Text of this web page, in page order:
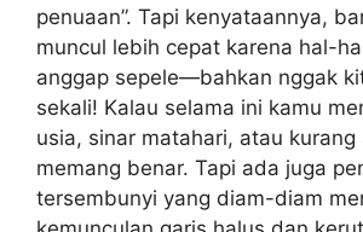
penuaan”. Tapi kenyataannya,
muncul lebih cepat karena hal-
anggap sepele—bahkan nggak
sekali! Kalau selama ini kamu
usia, sinar matahari, atau kurang
memang benar. Tapi ada juga
tersembunyi yang diam-diam